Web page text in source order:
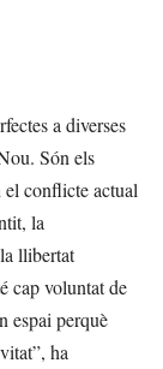
a diverses
Són els
el conflicte actual
la
llibertat
cap voluntat de
espai perquè
ha